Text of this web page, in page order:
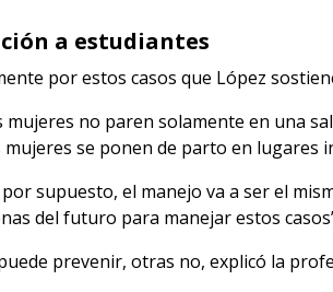
a estudiantes
por estos casos que López
mujeres no paren solamente en una
mujeres se ponen de parto en lugares
por supuesto, el manejo va a ser el
del futuro para manejar estos
prevenir, otras no, explicó la